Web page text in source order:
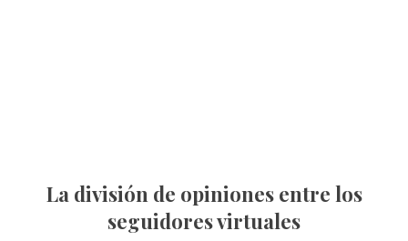
La división de opiniones entre los
seguidores virtuales